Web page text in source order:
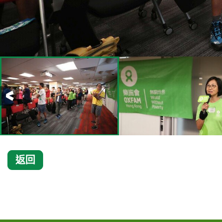
前一頁
返回